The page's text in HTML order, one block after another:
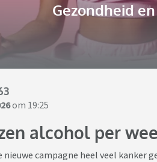
Gezondheid
om 19:25
alcohol per
nieuwe campagne heel veel kanker